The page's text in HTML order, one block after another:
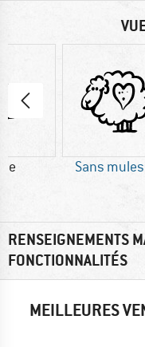
Sans
RENSEIGNEMENTS
FONCTIONNALITÉS
MEILLEURES